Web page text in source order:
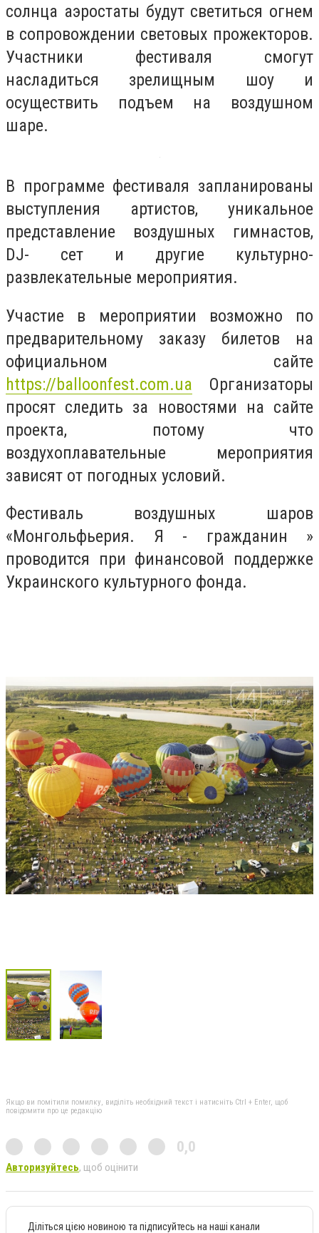
солнца аэростаты будут светиться огнем
в сопровождении световых прожекторов.
Участники фестиваля смогут
насладиться зрелищным шоу и
осуществить подъем на воздушном
шаре.
В программе фестиваля запланированы
выступления артистов, уникальное
представление воздушных гимнастов,
DJ- сет и другие культурно-
развлекательные мероприятия.
Участие в мероприятии возможно по
предварительному заказу билетов на
официальном сайте
https://balloonfest.com.ua Организаторы
просят следить за новостями на сайте
проекта, потому что
воздухоплавательные мероприятия
зависят от погодных условий.
Фестиваль воздушных шаров
«Монгольфьерия. Я - гражданин »
проводится при финансовой поддержке
Украинского культурного фонда.
Якщо ви помітили помилку, виділіть необхідний текст і натисніть Ctrl + Enter, щоб
повідомити про це редакцію
0,0
Авторизуйтесь, щоб оцінити
Діліться цією новиною та підписуйтесь на наші канали